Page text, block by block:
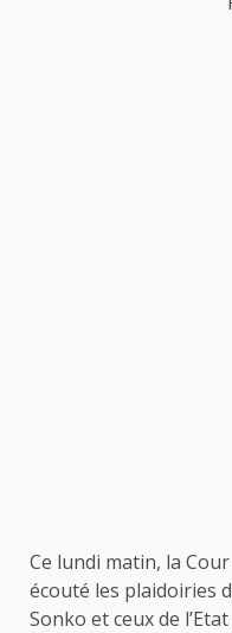
Ce lundi matin, la
écouté les plaidoiries
Sonko et ceux de